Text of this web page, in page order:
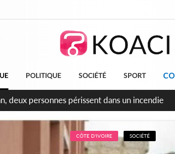
POLITIQUE SOCIÉTÉ SPORT
la célébration de la fête nationale
CÔTE D'IVOIRE SOCIÉTÉ